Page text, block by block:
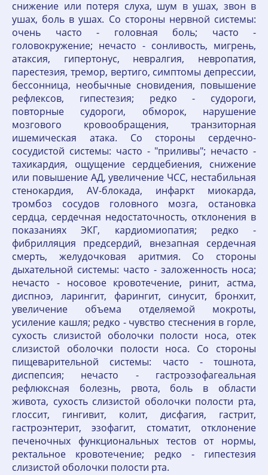
снижение или потеря слуха, шум в ушах, звон в
ушах, боль в ушах. Со стороны нервной системы:
очень часто - головная боль; часто -
головокружение; нечасто - сонливость, мигрень,
атаксия, гипертонус, невралгия, невропатия,
парестезия, тремор, вертиго, симптомы депрессии,
бессонница, необычные сновидения, повышение
рефлексов, гипестезия; редко - судороги,
повторные судороги, обморок, нарушение
мозгового кровообращения, транзиторная
ишемическая атака. Со стороны сердечно-
сосудистой системы: часто - "приливы"; нечасто -
тахикардия, ощущение сердцебиения, снижение
или повышение АД, увеличение ЧСС, нестабильная
стенокардия, AV-блокада, инфаркт миокарда,
тромбоз сосудов головного мозга, остановка
сердца, сердечная недостаточность, отклонения в
показаниях ЭКГ, кардиомиопатия; редко -
фибрилляция предсердий, внезапная сердечная
смерть, желудочковая аритмия. Со стороны
дыхательной системы: часто - заложенность носа;
нечасто - носовое кровотечение, ринит, астма,
диспноэ, ларингит, фарингит, синусит, бронхит,
увеличение объема отделяемой мокроты,
усиление кашля; редко - чувство стеснения в горле,
сухость слизистой оболочки полости носа, отек
слизистой оболочки полости носа. Со стороны
пищеварительной системы: часто - тошнота,
диспепсия; нечасто - гастроэзофагеальная
рефлюксная болезнь, рвота, боль в области
живота, сухость слизистой оболочки полости рта,
глоссит, гингивит, колит, дисфагия, гастрит,
гастроэнтерит, эзофагит, стоматит, отклонение
печеночных функциональных тестов от нормы,
ректальное кровотечение; редко - гипестезия
слизистой оболочки полости рта.